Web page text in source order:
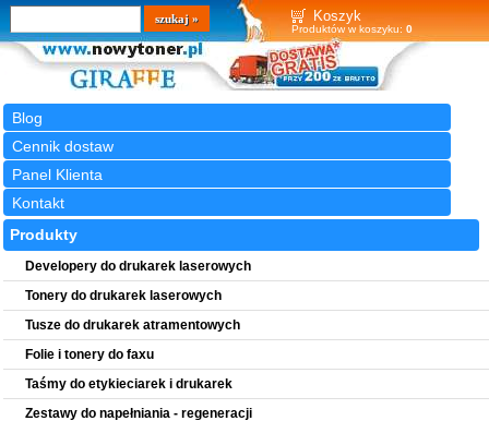
Koszyk
Produktów w koszyku: 0
Blog
Cennik dostaw
Panel Klienta
Kontakt
Wyszukiwarka
szukaj
Produkty
Developery do drukarek laserowych
Tonery do drukarek laserowych
Tusze do drukarek atramentowych
Folie i tonery do faxu
Taśmy do etykieciarek i drukarek
Zestawy do napełniania - regeneracji